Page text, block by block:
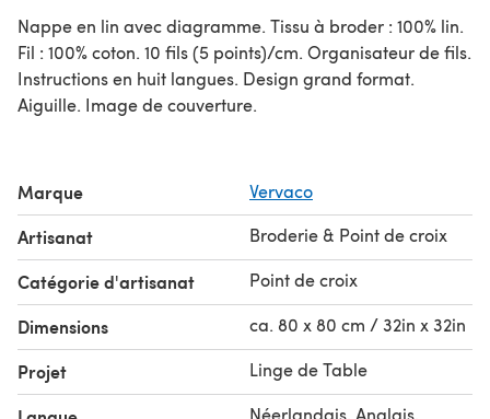
Nappe en lin avec diagramme. Tissu à broder : 100% lin.
Fil : 100% coton. 10 fils (5 points)/cm. Organisateur de fils.
Instructions en huit langues. Design grand format.
Aiguille. Image de couverture.
Marque Vervaco
Artisanat Broderie & Point de croix
Catégorie d'artisanat Point de croix
Dimensions ca. 80 x 80 cm / 32in x 32in
Projet Linge de Table
Néerlandais, Anglais,